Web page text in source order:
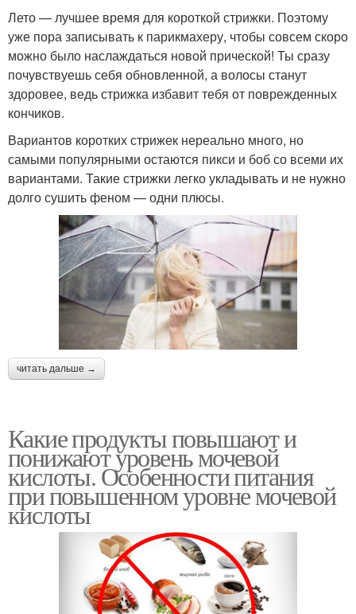
Лето — лучшее время для короткой стрижки. Поэтому
уже пора записывать к парикмахеру, чтобы совсем скоро
можно было наслаждаться новой прической! Ты сразу
почувствуешь себя обновленной, а волосы станут
здоровее, ведь стрижка избавит тебя от поврежденных
кончиков.
Вариантов коротких стрижек нереально много, но
самыми популярными остаются пикси и боб со всеми их
вариантами. Такие стрижки легко укладывать и не нужно
долго сушить феном — одни плюсы.
читать дальше →
Какие продукты повышают и
понижают уровень мочевой
кислоты. Особенности питания
при повышенном уровне мочевой
кислоты